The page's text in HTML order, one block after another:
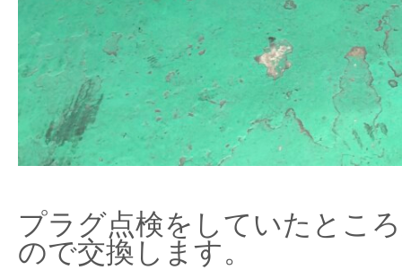
プラグ点検をしていたとこ
ので交換します。